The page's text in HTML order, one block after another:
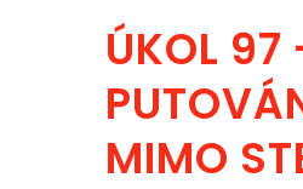
ÚKOL 97
MIMO